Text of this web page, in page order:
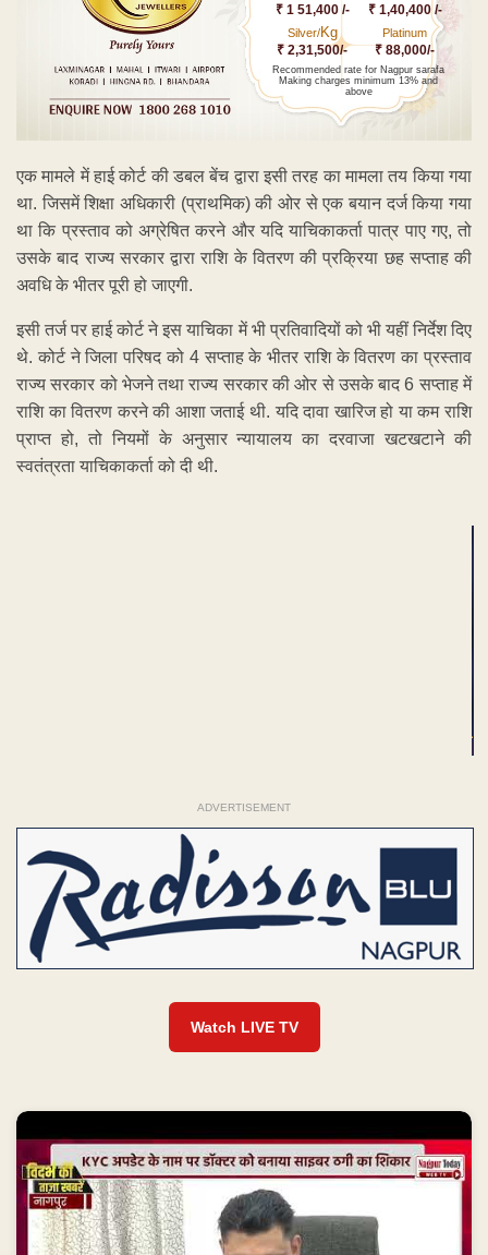
₹ 1 51,400 /- ₹ 1,40,400 /-
Silver/Kg
₹ 2,31,500/-
Platinum
₹ 88,000/-
Recommended rate for Nagpur sarafa
Making charges minimum 13% and
above
एक मामले में हाई कोर्ट की डबल बेंच द्वारा इसी तरह का मामला तय किया गया
था. जिसमें शिक्षा अधिकारी (प्राथमिक) की ओर से एक बयान दर्ज किया गया
था कि प्रस्ताव को अग्रेषित करने और यदि याचिकाकर्ता पात्र पाए गए, तो
उसके बाद राज्य सरकार द्वारा राशि के वितरण की प्रक्रिया छह सप्ताह की
अवधि के भीतर पूरी हो जाएगी.
इसी तर्ज पर हाई कोर्ट ने इस याचिका में भी प्रतिवादियों को भी यहीं निर्देश दिए
थे. कोर्ट ने जिला परिषद को 4 सप्ताह के भीतर राशि के वितरण का प्रस्ताव
राज्य सरकार को भेजने तथा राज्य सरकार की ओर से उसके बाद 6 सप्ताह में
राशि का वितरण करने की आशा जताई थी. यदि दावा खारिज हो या कम राशि
प्राप्त हो, तो नियमों के अनुसार न्यायालय का दरवाजा खटखटाने की
स्वतंत्रता याचिकाकर्ता को दी थी.
ADVERTISEMENT
Watch LIVE TV